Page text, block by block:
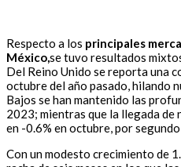
Respecto a los principales
México,se tuvo resultados
Del Reino Unido se reporta una
octubre del año pasado, hilando
Bajos se han mantenido las
2023; mientras que la llegada de
en -0.6% en octubre, por
Con un modesto crecimiento de